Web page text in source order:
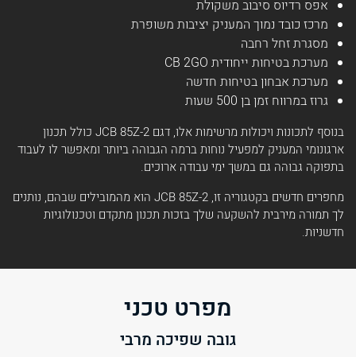
אפס רדיוס סיבוב משקולת
מרכז כובד נמוך המעניק יציבות משופרת
מסגרת זחל רחבה
מערכת בטיחות ייחודית CB 2GO
מערכת אבחון בטיחות חדשה
גרוז במרווח זמן בן 500 שעות
בנוסף לתכונות ויכולות מרשימות אלו, דגם JCB 85Z-2 כולל תכנון
ארגונומי המעניק למפעיל נוחות ברמה הגבוהה ביותר ומאפשר לו לעבוד
בתפוקה גבוהה גם במשך ימי עבודה ארוכים.
מחפרים חדשים בקטגוריה זו, JCB 85Z-2 הוא מהמובילים שבהם, נותנים
לך תמורה מירבית להשקעה שלך בזכות תכנון מתקדם וטכנולוגיות
חדשניות.
מפרט טכני
גובה שפיכה מרבי